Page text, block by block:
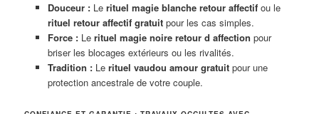
Douceur :Le rituel magie blanche retour affectifou le
rituel retour affectif gratuitpour les cas simples.
Force :Le rituel magie noire retour d affection pour
briser les blocages extérieurs ou les rivalités.
Tradition :Le rituel vaudou amour gratuitpour une
protection ancestrale de votre couple.